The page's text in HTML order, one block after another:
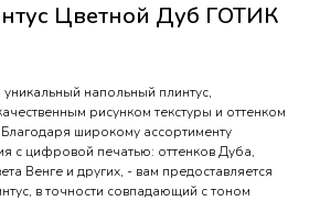
Цветной Дуб ГОТИК
напольный плинтус,
рисунком текстуры и оттенком
широкому ассортименту
с цифровой печатью: оттенков Дуба,
Венге и других, - вам предоставляется
в точности совпадающий с тоном